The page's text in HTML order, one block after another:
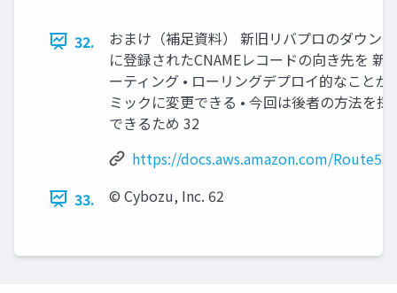
32.
おまけ（補足資料） 新旧リバプロのダウン
に登録されたCNAMEレコードの向き先を
ーティング • ローリングデプロイ的なこと
ミックに変更できる • 今回は後者の方法を
できるため 32
https://docs.aws.amazon.com/
33.
©️ Cybozu, Inc. 62